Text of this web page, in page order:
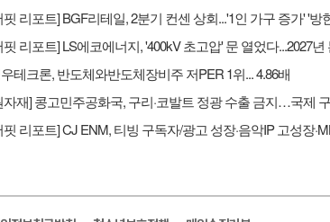
테크론, 반도체와반도체장비주 저PER 1위... 4.86배